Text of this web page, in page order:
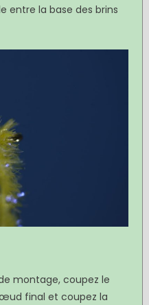
entre la base des brins
montage, coupez le
final et coupez la